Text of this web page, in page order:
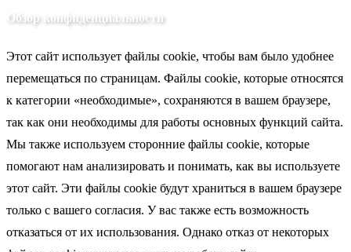
Обзор конфиденциальности
Этот сайт использует файлы cookie, чтобы вам было удобнее
перемещаться по страницам. Файлы cookie, которые относятся
к категории «необходимые», сохраняются в вашем браузере,
так как они необходимы для работы основных функций сайта.
Мы также используем сторонние файлы cookie, которые
помогают нам анализировать и понимать, как вы используете
этот сайт. Эти файлы cookie будут храниться в вашем браузере
только с вашего согласия. У вас также есть возможность
отказаться от их использования. Однако отказ от некоторых